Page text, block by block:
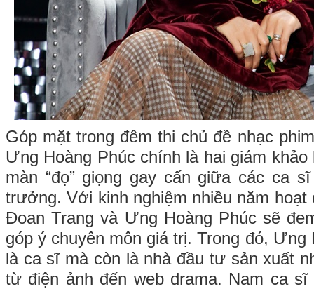
Góp mặt trong đêm thi chủ đề nhạc
Ưng Hoàng Phúc chính là hai giám
màn “đọ” giọng gay cấn giữa các ca
trưởng. Với kinh nghiệm nhiều năm hoạt
Đoan Trang và Ưng Hoàng Phúc sẽ
góp ý chuyên môn giá trị. Trong đó, Ưng
là ca sĩ mà còn là nhà đầu tư sản xuất
từ điện ảnh đến web drama. Nam ca